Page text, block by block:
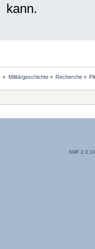
kann.
» Militärgeschichte» Recherche»
SMF 2.0.19